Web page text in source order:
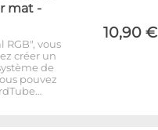
mat -
vous
créer un
de
pouvez
10,90 €